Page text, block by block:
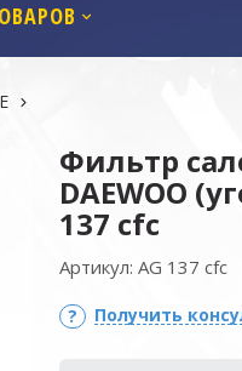
Фильтр
DAEWOO
137 cfc
Артикул: AG 137 cfc
Получить